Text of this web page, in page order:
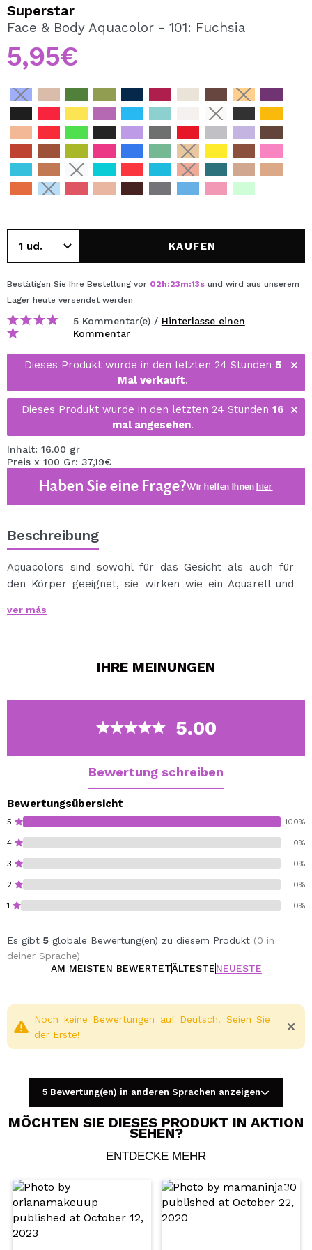
REGISTRIEREN
Durch die Erstellung eines Kontos bei Maquillalia.de
können Sie Ihre Einkäufe schnell tätigen, den Status Ihrer
einsehen.
BENUTZERKONTO ERSTELLEN
Superstar
Face & Body Aquacolor - 101: Fuchsia
5,95€
KAUFEN
Bestätigen Sie Ihre Bestellung vor 02h:23m:13s und wird aus unserem
Lager heute versendet werden
5 Kommentar(e) / Hinterlasse einen
Kommentar
Dieses Produkt wurde in den letzten 24 Stunden 5
Mal verkauft.
Dieses Produkt wurde in den letzten 24 Stunden 16
mal angesehen.
Inhalt: 16.00 gr
Preis x 100 Gr: 37,19€
Haben Sie eine Frage?Wir helfen Ihnenhier
Beschreibung
Aquacolors sind sowohl für das Gesicht als auch für
den Körper geeignet, sie wirken wie ein Aquarell und
Anfängern verwendet werden.
Es kann leicht mit Wasser und Seife entfernt werden.
ver más
IHRE MEINUNGEN
5.00
Bewertung schreiben
Bewertungsübersicht
5 100%
4 0%
3 0%
2 0%
1 0%
Es gibt 5 globale Bewertung(en) zu diesem Produkt (0 in
deiner Sprache)
AM MEISTEN BEWERTETÄLTESTENEUESTE
Ein Video oder Foto teilen
Dein Video könnte das erste sein. Stell es dir vor...
Würden Sie diesen Kauf empfehlen?
Noch keine Bewertungen auf Deutsch. Seien Sie
der Erste!
5 Bewertung(en) in anderen Sprachen anzeigen
MÖCHTEN SIE DIESES PRODUKT IN AKTION
SEHEN?
ENTDECKE MEHR